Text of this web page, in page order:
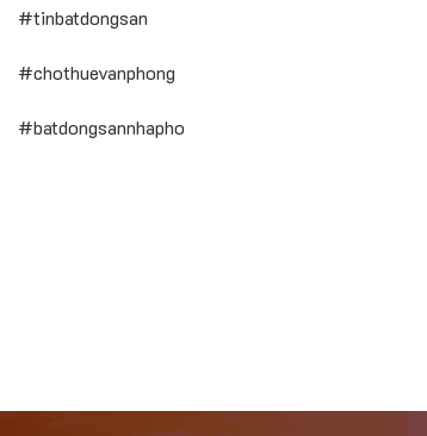
#tinbatdongsan
#chothuevanphong
#batdongsannhapho